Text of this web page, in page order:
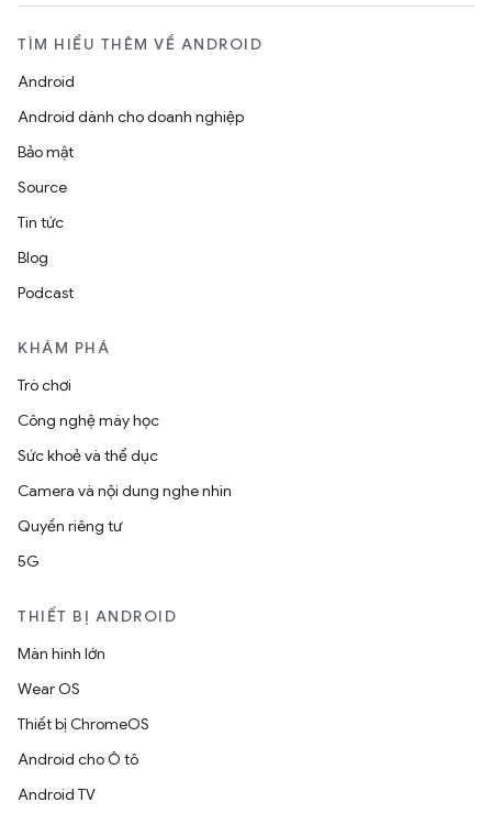
TÌM HIỂU THÊM VỀ ANDROID
Android
Android dành cho doanh nghiệp
Bảo mật
Source
Tin tức
Blog
Podcast
KHÁM PHÁ
Trò chơi
Công nghệ máy học
Sức khoẻ và thể dục
Camera và nội dung nghe nhìn
Quyền riêng tư
5G
THIẾT BỊ ANDROID
Màn hình lớn
Wear OS
Thiết bị ChromeOS
Android cho Ô tô
Android TV